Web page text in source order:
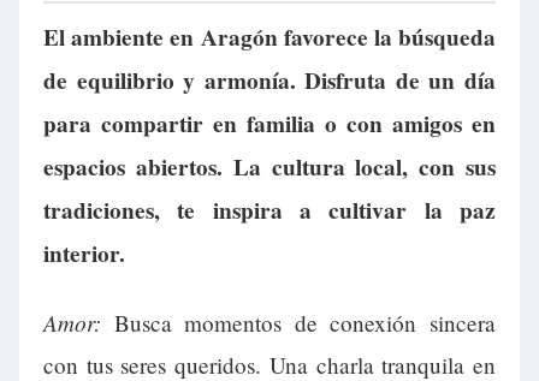
El ambiente en Aragón favorece la búsqueda
de equilibrio y armonía. Disfruta de un día
para compartir en familia o con amigos en
espacios abiertos. La cultura local, con sus
tradiciones, te inspira a cultivar la paz
interior.
Amor: Busca momentos de conexión sincera
con tus seres queridos. Una charla tranquila en